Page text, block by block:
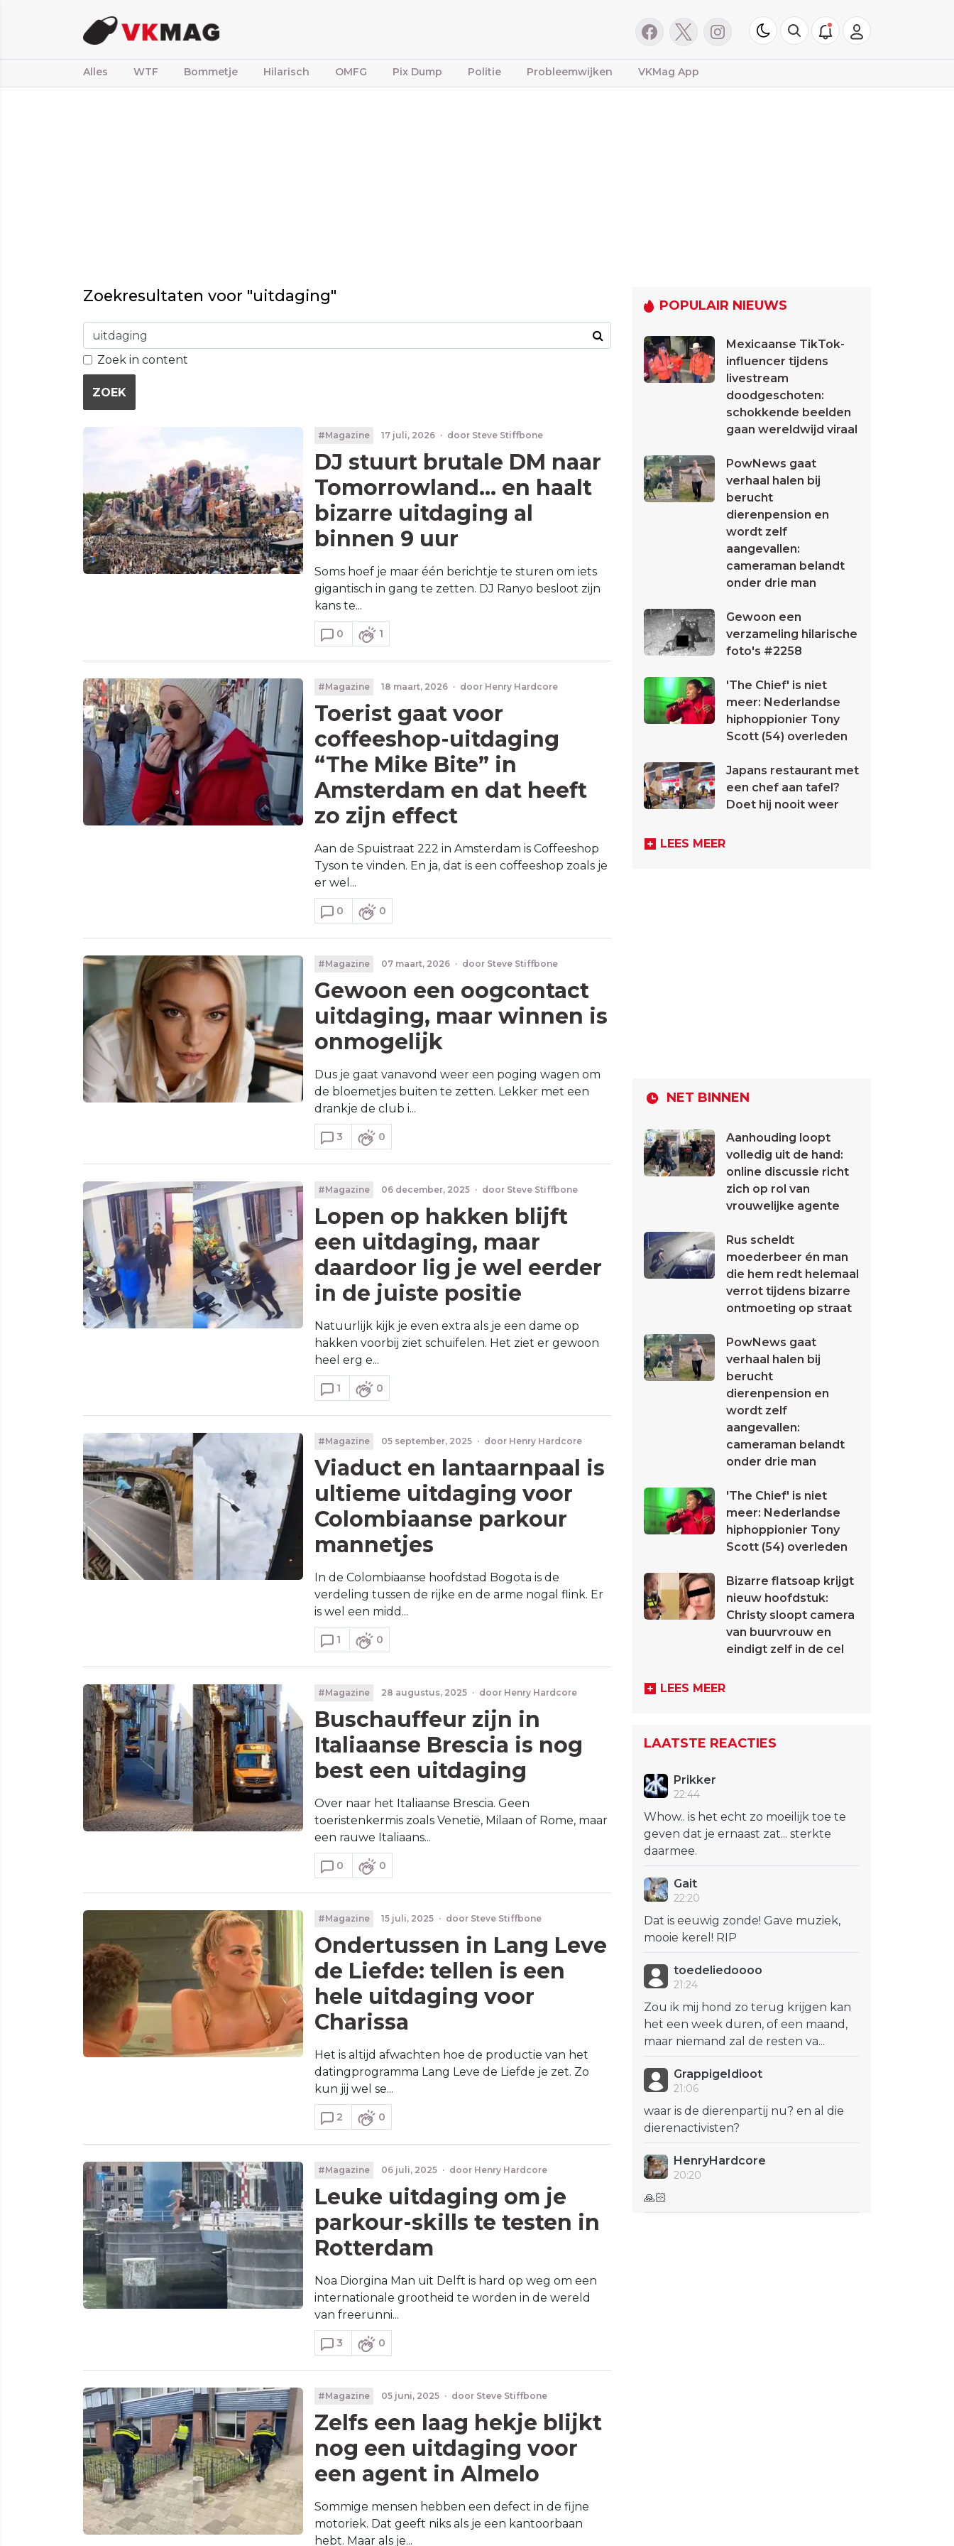
Alles WTF Bommetje Hilarisch OMFG Pix Dump Politie Probleemwijken VKMag App
Zoekresultaten voor "uitdaging"
Zoek in content
ZOEK
#Magazine 17 juli, 2026 · door Steve Stiffbone
DJ stuurt brutale DM naar
Tomorrowland... en haalt
bizarre uitdaging al
binnen 9 uur
Soms hoef je maar één berichtje te sturen om iets
gigantisch in gang te zetten. DJ Ranyo besloot zijn
kans te...
0 1
#Magazine 18 maart, 2026 · door Henry Hardcore
Toerist gaat voor
coffeeshop-uitdaging
“The Mike Bite” in
Amsterdam en dat heeft
zo zijn effect
Aan de Spuistraat 222 in Amsterdam is Coffeeshop
Tyson te vinden. En ja, dat is een coffeeshop zoals je
er wel...
0 0
#Magazine 07 maart, 2026 · door Steve Stiffbone
Gewoon een oogcontact
uitdaging, maar winnen is
onmogelijk
Dus je gaat vanavond weer een poging wagen om
de bloemetjes buiten te zetten. Lekker met een
drankje de club i...
3 0
#Magazine 06 december, 2025 · door Steve Stiffbone
Lopen op hakken blijft
een uitdaging, maar
daardoor lig je wel eerder
in de juiste positie
Natuurlijk kijk je even extra als je een dame op
hakken voorbij ziet schuifelen. Het ziet er gewoon
heel erg e...
1 0
#Magazine 05 september, 2025 · door Henry Hardcore
Viaduct en lantaarnpaal is
ultieme uitdaging voor
Colombiaanse parkour
mannetjes
In de Colombiaanse hoofdstad Bogota is de
verdeling tussen de rijke en de arme nogal flink. Er
is wel een midd...
1 0
#Magazine 28 augustus, 2025 · door Henry Hardcore
Buschauffeur zijn in
Italiaanse Brescia is nog
best een uitdaging
Over naar het Italiaanse Brescia. Geen
toeristenkermis zoals Venetië, Milaan of Rome, maar
een rauwe Italiaans...
0 0
#Magazine 15 juli, 2025 · door Steve Stiffbone
Ondertussen in Lang Leve
de Liefde: tellen is een
hele uitdaging voor
Charissa
Het is altijd afwachten hoe de productie van het
datingprogramma Lang Leve de Liefde je zet. Zo
kun jij wel se...
2 0
#Magazine 06 juli, 2025 · door Henry Hardcore
Leuke uitdaging om je
parkour-skills te testen in
Rotterdam
Noa Diorgina Man uit Delft is hard op weg om een
internationale grootheid te worden in de wereld
van freerunni...
3 0
#Magazine 05 juni, 2025 · door Steve Stiffbone
Zelfs een laag hekje blijkt
nog een uitdaging voor
een agent in Almelo
Sommige mensen hebben een defect in de fijne
motoriek. Dat geeft niks als je een kantoorbaan
hebt. Maar als je...
POPULAIR NIEUWS
Mexicaanse TikTok-
influencer tijdens
livestream
doodgeschoten:
schokkende beelden
gaan wereldwijd viraal
PowNews gaat
verhaal halen bij
berucht
dierenpension en
wordt zelf
aangevallen:
cameraman belandt
onder drie man
Gewoon een
verzameling hilarische
foto's #2258
'The Chief' is niet
meer: Nederlandse
hiphoppionier Tony
Scott (54) overleden
Japans restaurant met
een chef aan tafel?
Doet hij nooit weer
LEES MEER
NET BINNEN
Aanhouding loopt
volledig uit de hand:
online discussie richt
zich op rol van
vrouwelijke agente
Rus scheldt
moederbeer én man
die hem redt helemaal
verrot tijdens bizarre
ontmoeting op straat
PowNews gaat
verhaal halen bij
berucht
dierenpension en
wordt zelf
aangevallen:
cameraman belandt
onder drie man
'The Chief' is niet
meer: Nederlandse
hiphoppionier Tony
Scott (54) overleden
Bizarre flatsoap krijgt
nieuw hoofdstuk:
Christy sloopt camera
van buurvrouw en
eindigt zelf in de cel
LEES MEER
LAATSTE REACTIES
Prikker
22:44
Whow.. is het echt zo moeilijk toe te
geven dat je ernaast zat... sterkte
daarmee.
Gait
22:20
Dat is eeuwig zonde! Gave muziek,
mooie kerel! RIP
toedeliedoooo
21:24
Zou ik mij hond zo terug krijgen kan
het een week duren, of een maand,
maar niemand zal de resten va...
GrappigeIdioot
21:06
waar is de dierenpartij nu? en al die
dierenactivisten?
HenryHardcore
20:20
🙏🏻